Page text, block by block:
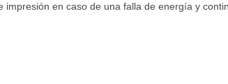
en caso de una falla de energía y